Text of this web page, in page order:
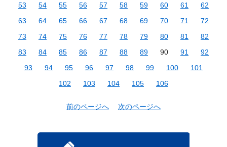
53
54 55 56 57 58 59 60 61
62
63
64 65 66 67 68 69 70 71
72
73
74 75 76 77 78 79 80 81
82
83
84 85 86 87 88 89 90 91
92
93
94 95 96 97 98 99 100
101
102
103 104 105 106
前のページへ 次のページへ